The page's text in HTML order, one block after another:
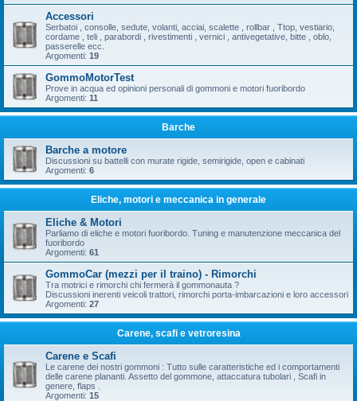
Accessori
Serbatoi , consolle, sedute, volanti, acciai, scalette , rollbar , Ttop, vestiario,
cordame , teli , parabordi , rivestimenti , vernici , antivegetative, bitte , oblo,
passerelle ecc.
Argomenti: 19
GommoMotorTest
Prove in acqua ed opinioni personali di gommoni e motori fuoribordo
Argomenti: 11
Barche
Barche a motore
Discussioni su battelli con murate rigide, semirigide, open e cabinati
Argomenti: 6
Eliche, motori e meccanica in generale
Eliche & Motori
Parliamo di eliche e motori fuoribordo. Tuning e manutenzione meccanica del
fuoribordo
Argomenti: 61
GommoCar (mezzi per il traino) - Rimorchi
Tra motrici e rimorchi chi fermerà il gommonauta ?
Discussioni inerenti veicoli trattori, rimorchi porta-imbarcazioni e loro accessori
Argomenti: 27
Carene, scafi e vetroresina
Carene e Scafi
Le carene dei nostri gommoni : Tutto sulle caratteristiche ed i comportamenti
delle carene plananti. Assetto del gommone, attaccatura tubolari , Scafi in
genere, flaps .
Argomenti: 15